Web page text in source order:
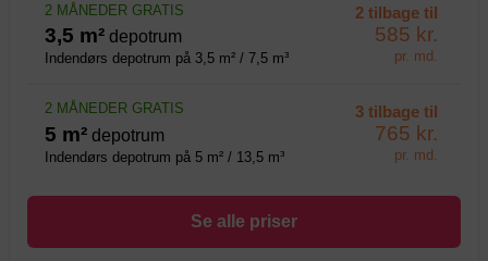
2 MÅNEDER GRATIS
3,5 m² depotrum
Indendørs depotrum på 3,5 m² / 7,5 m³
2 tilbage til
585 kr.
pr. md.
2 MÅNEDER GRATIS
5 m² depotrum
Indendørs depotrum på 5 m² / 13,5 m³
3 tilbage til
765 kr.
pr. md.
Se alle priser